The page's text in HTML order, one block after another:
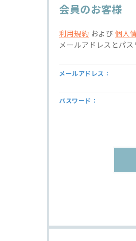
会員のお客様
利用規約 および個人
メールアドレスとパ
メールアドレス：
パスワード：